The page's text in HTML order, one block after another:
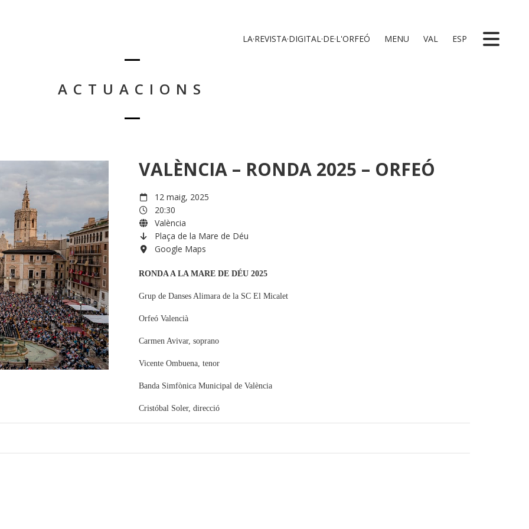
LA·REVISTA·DIGITAL·DE·L'ORFEÓ MENU VAL ESP
ACTUACIONS
VALÈNCIA – RONDA 2025 – ORFEÓ
12 maig, 2025
20:30
València
Plaça de la Mare de Déu
Google Maps
RONDA A LA MARE DE DÉU 2025
Grup de Danses Alimara de la SC El Micalet
Orfeó Valencià
Carmen Avivar, soprano
Vicente Ombuena, tenor
Banda Simfònica Municipal de València
Cristóbal Soler, direcció